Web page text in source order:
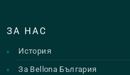
ЗА НАС
История
За Bellona България